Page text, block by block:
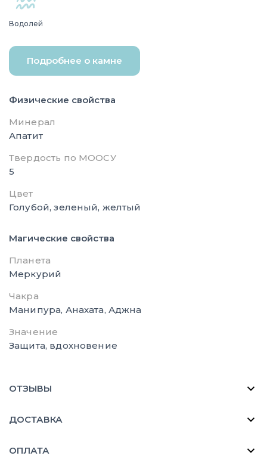
Водолей
Подробнее о камне
Физические свойства
Минерал
Апатит
Твердость по МООСУ
5
Цвет
Голубой, зеленый, желтый
Магические свойства
Планета
Меркурий
Чакра
Манипура, Анахата, Аджна
Значение
Защита, вдохновение
ОТЗЫВЫ
ДОСТАВКА
ОПЛАТА